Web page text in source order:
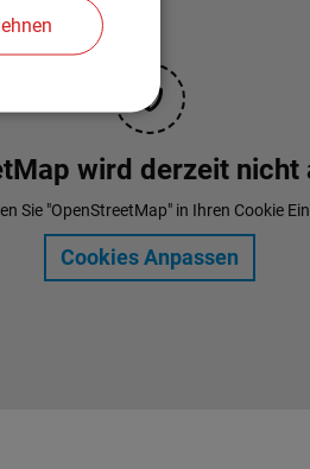
wird derzeit nicht
Sie "OpenStreetMap" in Ihren Cookie
Cookies Anpassen